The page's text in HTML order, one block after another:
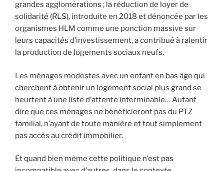
grandes agglomérations ; la réduction de loyer de
solidarité (RLS), introduite en 2018 et dénoncée par les
organismes HLM comme une ponction massive sur
leurs capacités d’investissement, a contribué à ralentir
la production de logements sociaux neufs.
Les ménages modestes avec un enfant en bas âge qui
cherchent à obtenir un logement social plus grand se
heurtent à une liste d’attente interminable… Autant
dire que ces ménages ne bénéficieront pas du PTZ
familial, n’ayant de toute manière et tout simplement
pas accès au crédit immobilier.
Et quand bien même cette politique n’est pas